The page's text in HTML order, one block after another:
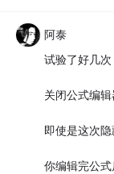
阿泰
试验了好几次
关闭公式编
即使是这次隐
你编辑完公